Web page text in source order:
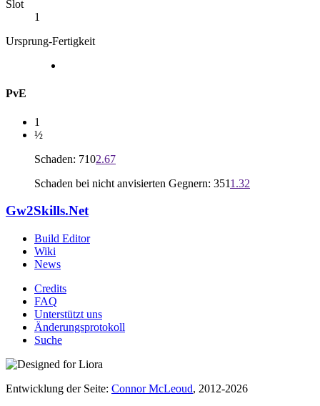
Slot
1
Ursprung-Fertigkeit
PvE
1
½
Schaden: 7102.67
Schaden bei nicht anvisierten Gegnern: 3511.32
Gw2Skills.Net
Build Editor
Wiki
News
Credits
FAQ
Unterstützt uns
Änderungsprotokoll
Suche
Entwicklung der Seite: Connor McLeoud, 2012-2026